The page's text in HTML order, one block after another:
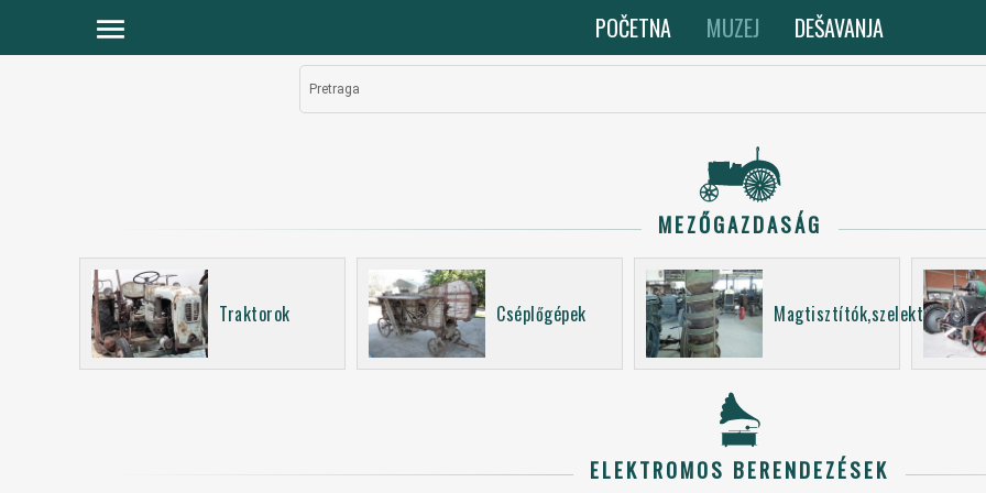
menu POČETNA MUZEJ DEŠAVANJA
Pretraga
MEZŐGAZDASÁG
Traktorok Cséplőgépek Magtisztítók,szelektorok
ELEKTROMOS BERENDEZÉSEK